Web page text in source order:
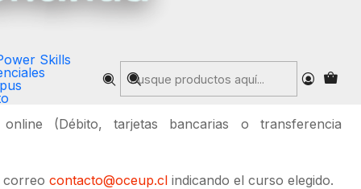
Skills
haciendo clickAquí .
(Débito, tarjetas bancarias o transferencia
correo contacto@oceup.cl indicando el curso elegido.